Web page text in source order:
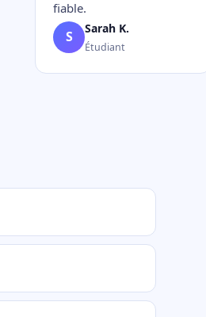
fiable.
S Sarah K.
Étudiant